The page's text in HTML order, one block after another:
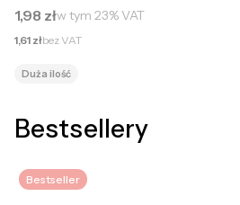
Cena brutto
1,98 złw tym 23%VAT
Cena netto
1,61 złbez VAT
Duża ilość
Bestsellery
Bestseller